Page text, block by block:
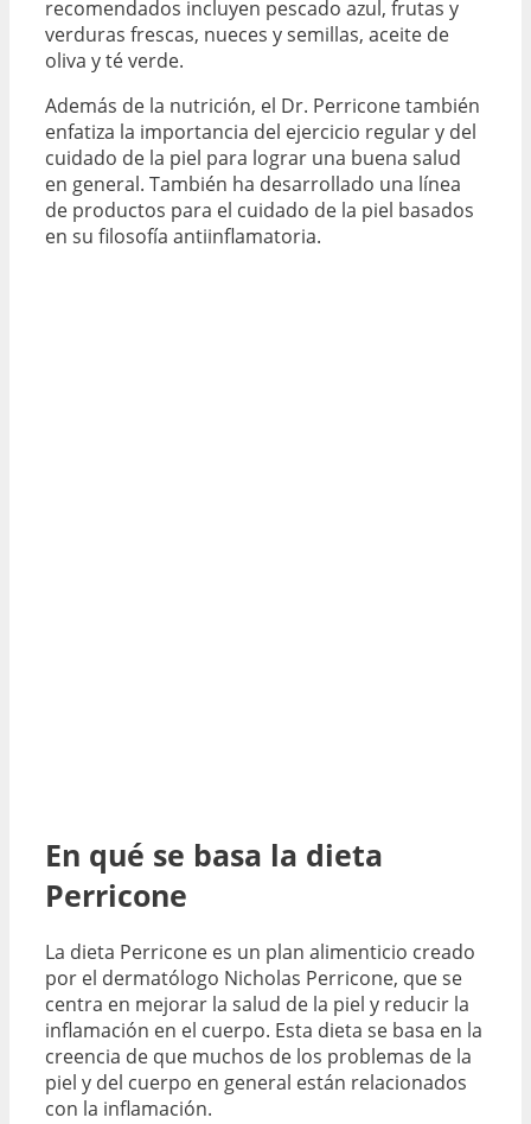
recomendados incluyen pescado azul, frutas y
verduras frescas, nueces y semillas, aceite de
oliva y té verde.
Además de la nutrición, el Dr. Perricone también
enfatiza la importancia del ejercicio regular y del
cuidado de la piel para lograr una buena salud
en general. También ha desarrollado una línea
de productos para el cuidado de la piel basados
en su filosofía antiinflamatoria.
En qué se basa la dieta
Perricone
La dieta Perricone es un plan alimenticio creado
por el dermatólogo Nicholas Perricone, que se
centra en mejorar la salud de la piel y reducir la
inflamación en el cuerpo. Esta dieta se basa en la
creencia de que muchos de los problemas de la
piel y del cuerpo en general están relacionados
con la inflamación.